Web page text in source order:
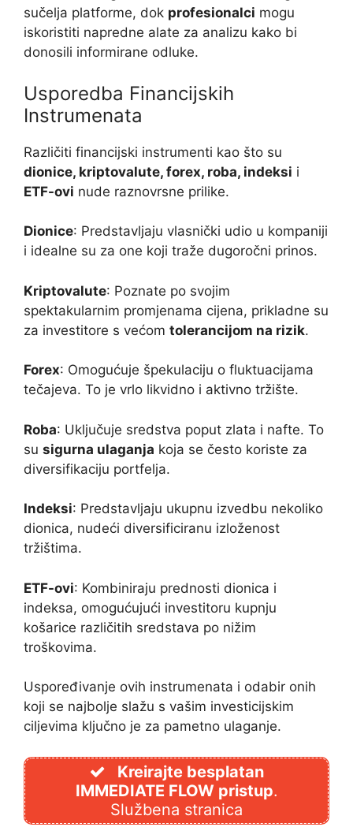
sučelja platforme, dok profesionalci mogu
iskoristiti napredne alate za analizu kako bi
donosili informirane odluke.
Usporedba Financijskih
Instrumenata
Različiti financijski instrumenti kao što su
dionice, kriptovalute, forex, roba, indeksi i
ETF-ovi nude raznovrsne prilike.
Dionice: Predstavljaju vlasnički udio u kompaniji
i idealne su za one koji traže dugoročni prinos.
Kriptovalute: Poznate po svojim
spektakularnim promjenama cijena, prikladne su
za investitore s većom tolerancijom na rizik.
Forex: Omogućuje špekulaciju o fluktuacijama
tečajeva. To je vrlo likvidno i aktivno tržište.
Roba: Uključuje sredstva poput zlata i nafte. To
su sigurna ulaganja koja se često koriste za
diversifikaciju portfelja.
Indeksi: Predstavljaju ukupnu izvedbu nekoliko
dionica, nudeći diversificiranu izloženost
tržištima.
ETF-ovi: Kombiniraju prednosti dionica i
indeksa, omogućujući investitoru kupnju
košarice različitih sredstava po nižim
troškovima.
Uspoređivanje ovih instrumenata i odabir onih
koji se najbolje slažu s vašim investicijskim
ciljevima ključno je za pametno ulaganje.
Kreirajte besplatan
IMMEDIATE FLOW pristup.
Službena stranica